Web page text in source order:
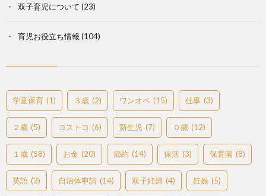
双子育児について (23)
育児お役立ち情報 (104)
学童保育 (1) ３歳 (2) ワンオペ (15) 仕事 (3)
２歳 (5) コストコ (6) 新生児 (7) ０歳 (12)
１歳 (58) お金 (20) 節約 (14) 保活 (3) 保育園 (8)
英語 (3) 自治体申請 (14) 双子妊婦 (4) 妊娠 (5)